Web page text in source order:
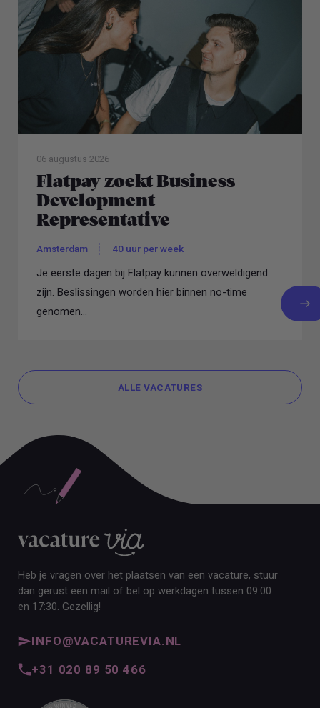
06 augustus 2026
Flatpay zoekt Business
Development
Representative
Amsterdam 40 uur per week
Je eerste dagen bij Flatpay kunnen overweldigend
zijn. Beslissingen worden hier binnen no-time
genomen...
ALLE VACATURES
Heb je vragen over het plaatsen van een vacature, stuur
dan gerust een mail of bel op werkdagen tussen 09:00
en 17:30. Gezellig!
INFO@VACATUREVIA.NL
+31 020 89 50 466